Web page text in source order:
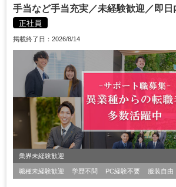
手当など手当充実／未経験歓迎／即
正社員
掲載終了日：2026/8/14
業界未経験歓迎
職種未経験歓迎 学歴不問 PC経験不要 服装自由